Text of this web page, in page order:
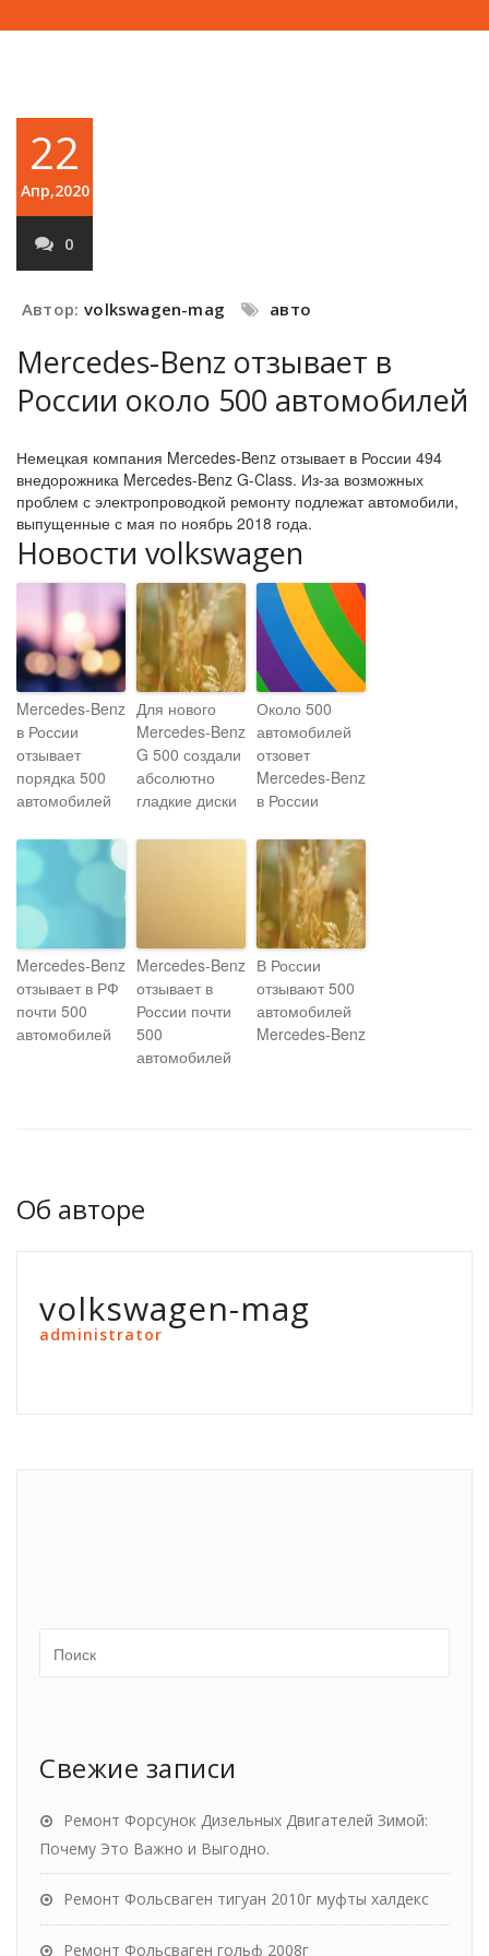
22
Апр,2020
0
Автор: volkswagen-mag авто
Mercedes-Benz отзывает в
России около 500 автомобилей
Немецкая компания Mercedes-Benz отзывает в России 494
внедорожника Mercedes-Benz G-Class. Из-за возможных
проблем с электропроводкой ремонту подлежат автомобили,
выпущенные с мая по ноябрь 2018 года.
Новости volkswagen
Mercedes-Benz
в России
отзывает
порядка 500
автомобилей
Для нового
Mercedes-Benz
G 500 создали
абсолютно
гладкие диски
Около 500
автомобилей
отзовет
Mercedes-Benz
в России
Mercedes-Benz
отзывает в РФ
почти 500
автомобилей
Mercedes-Benz
отзывает в
России почти
500
автомобилей
В России
отзывают 500
автомобилей
Mercedes-Benz
Об авторе
volkswagen-mag
administrator
Свежие записи
Ремонт Форсунок Дизельных Двигателей Зимой:
Почему Это Важно и Выгодно.
Ремонт Фольсваген тигуан 2010г муфты халдекс
Ремонт Фольсваген гольф 2008г